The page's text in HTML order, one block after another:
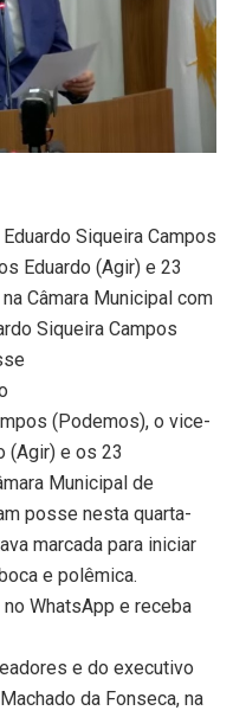
Siqueira Campos
Eduardo (Agir) e 23
Câmara Municipal com
Siqueira Campos
(Podemos), o vice-
(Agir) e os 23
Municipal de
posse nesta quarta-
marcada para iniciar
e polêmica.
WhatsApp e receba
e do executivo
da Fonseca, na